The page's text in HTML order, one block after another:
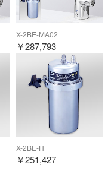
X-2BE-MA02
￥287,793
X-2BE-H
￥251,427